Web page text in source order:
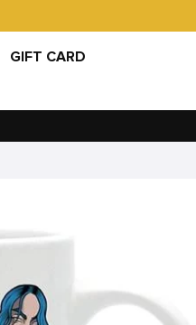
GIFT CARD